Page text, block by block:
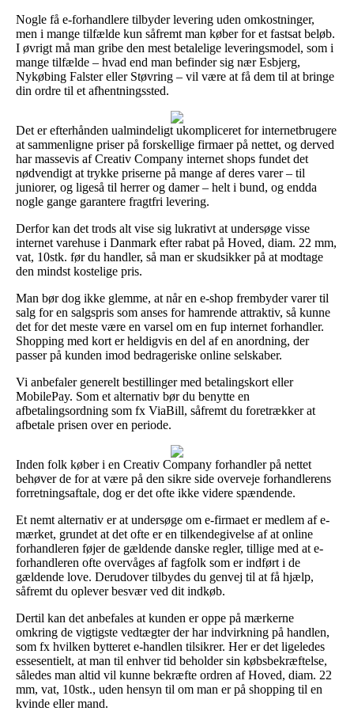
Nogle få e-forhandlere tilbyder levering uden omkostninger,
men i mange tilfælde kun såfremt man køber for et fastsat beløb.
I øvrigt må man gribe den mest betalelige leveringsmodel, som i
mange tilfælde – hvad end man befinder sig nær Esbjerg,
Nykøbing Falster eller Støvring – vil være at få dem til at bringe
din ordre til et afhentningssted.
Det er efterhånden ualmindeligt ukompliceret for internetbrugere
at sammenligne priser på forskellige firmaer på nettet, og derved
har massevis af Creativ Company internet shops fundet det
nødvendigt at trykke priserne på mange af deres varer – til
juniorer, og ligeså til herrer og damer – helt i bund, og endda
nogle gange garantere fragtfri levering.
Derfor kan det trods alt vise sig lukrativt at undersøge visse
internet varehuse i Danmark efter rabat på Hoved, diam. 22 mm,
vat, 10stk. før du handler, så man er skudsikker på at modtage
den mindst kostelige pris.
Man bør dog ikke glemme, at når en e-shop frembyder varer til
salg for en salgspris som anses for hamrende attraktiv, så kunne
det for det meste være en varsel om en fup internet forhandler.
Shopping med kort er heldigvis en del af en anordning, der
passer på kunden imod bedrageriske online selskaber.
Vi anbefaler generelt bestillinger med betalingskort eller
MobilePay. Som et alternativ bør du benytte en
afbetalingsordning som fx ViaBill, såfremt du foretrækker at
afbetale prisen over en periode.
Inden folk køber i en Creativ Company forhandler på nettet
behøver de for at være på den sikre side overveje forhandlerens
forretningsaftale, dog er det ofte ikke videre spændende.
Et nemt alternativ er at undersøge om e-firmaet er medlem af e-
mærket, grundet at det ofte er en tilkendegivelse af at online
forhandleren føjer de gældende danske regler, tillige med at e-
forhandleren ofte overvåges af fagfolk som er indført i de
gældende love. Derudover tilbydes du genvej til at få hjælp,
såfremt du oplever besvær ved dit indkøb.
Dertil kan det anbefales at kunden er oppe på mærkerne
omkring de vigtigste vedtægter der har indvirkning på handlen,
som fx hvilken bytteret e-handlen tilsikrer. Her er det ligeledes
essesentielt, at man til enhver tid beholder sin købsbekræftelse,
således man altid vil kunne bekræfte ordren af Hoved, diam. 22
mm, vat, 10stk., uden hensyn til om man er på shopping til en
kvinde eller mand.